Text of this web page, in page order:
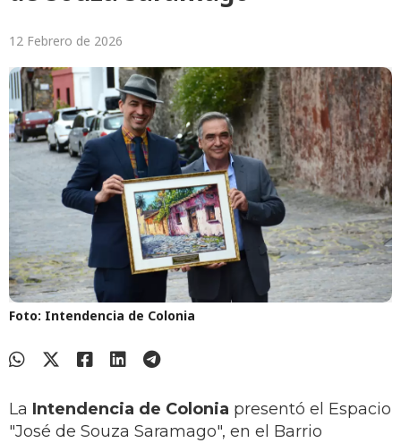
12 Febrero de 2026
Foto: Intendencia de Colonia
La Intendencia de Colonia presentó el Espacio
"José de Souza Saramago", en el Barrio